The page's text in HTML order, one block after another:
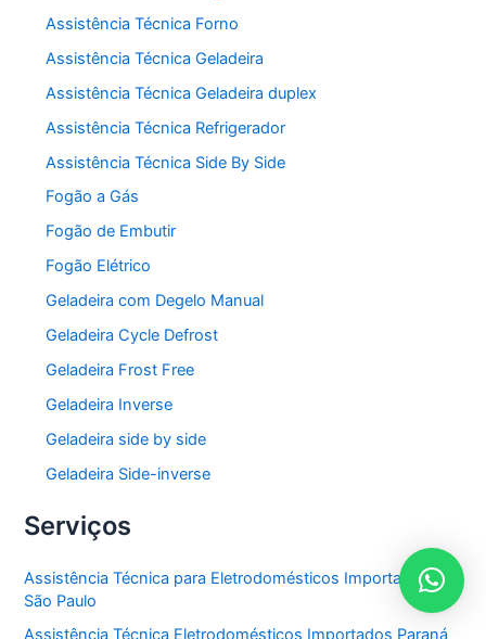
Assistência Técnica Forno
Assistência Técnica Geladeira
Assistência Técnica Geladeira duplex
Assistência Técnica Refrigerador
Assistência Técnica Side By Side
Fogão a Gás
Fogão de Embutir
Fogão Elétrico
Geladeira com Degelo Manual
Geladeira Cycle Defrost
Geladeira Frost Free
Geladeira Inverse
Geladeira side by side
Geladeira Side-inverse
Serviços
Assistência Técnica para Eletrodomésticos Importados em
São Paulo